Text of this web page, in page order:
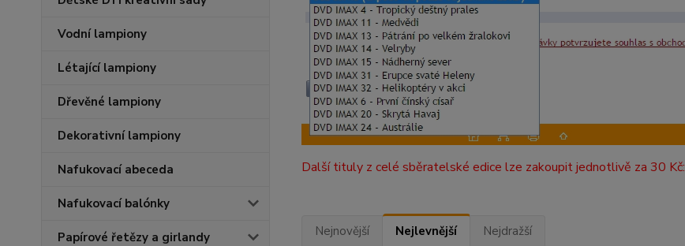
Vodní lampiony
Létající lampiony
Dřevěné lampiony
Dekorativní lampiony
Nafukovací abeceda
Nafukovací balónky
Papírové řetězy a girlandy
Další tituly z celé sběratelské edice lze zakoupit jednotlivě za 30 Kč:
Nejnovější Nejlevnější Nejdražší